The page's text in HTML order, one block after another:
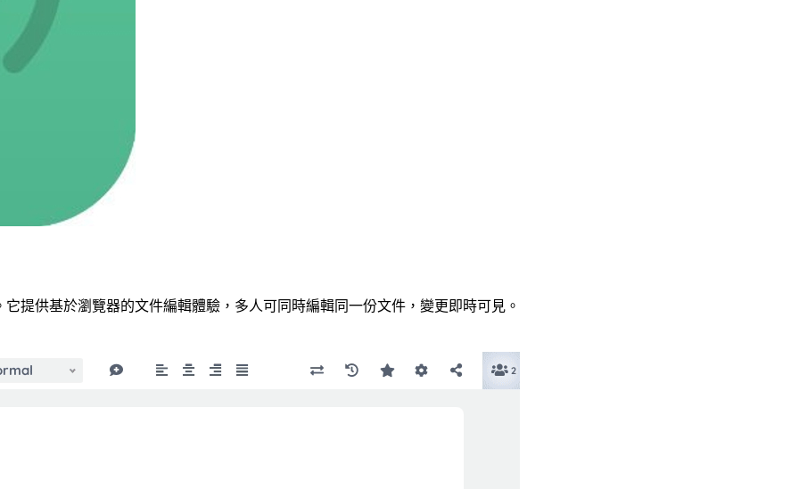
提供基於瀏覽器的文件編輯體驗，多人可同時編輯同一份文件，變更即時可見。